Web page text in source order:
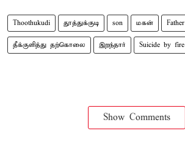
Thoothukudi தூத்துக்குடி son மகன் Father
தீக்குளித்து தற்கொலை இறந்தார் Suicide by fire
Show Comments